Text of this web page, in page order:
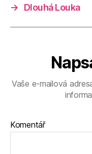
→
Dlouhá Louka
Vaše e-mailová
Komentář